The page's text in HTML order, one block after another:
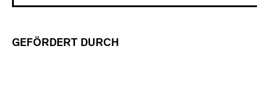
GEFÖRDERT DURCH